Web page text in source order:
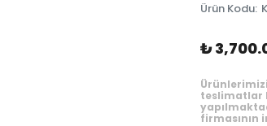
Ürün Kodu:
₺
teslimatlar